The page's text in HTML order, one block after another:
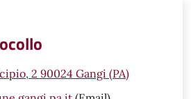
2 90024 Gangi (PA)